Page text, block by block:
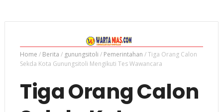
Home / Berita / gunungsitoli / Pemerintahan /Tiga Orang Calon
Sekda Kota Gunungsitoli Mengikuti Tes Wawancara
Tiga Orang Calon